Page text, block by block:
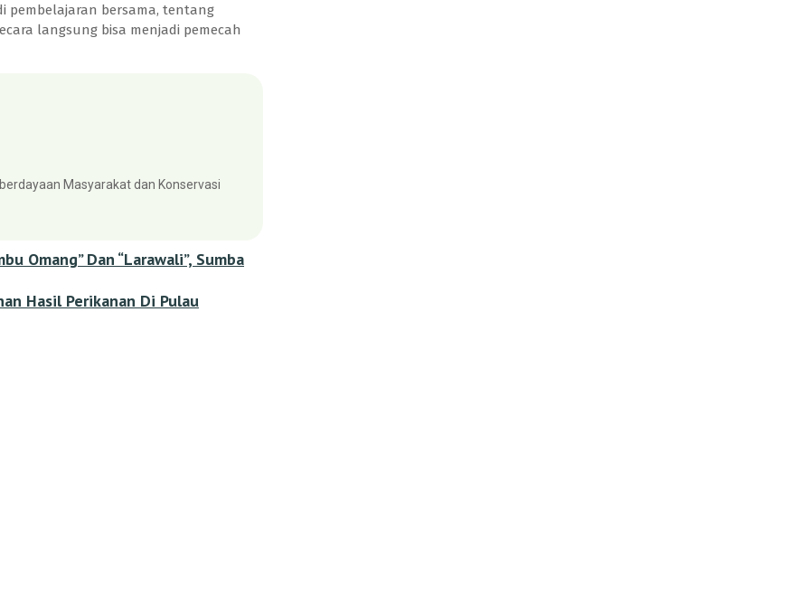
pembelajaran bersama, tentang
langsung bisa menjadi pemecah
Masyarakat dan Konservasi
Omang” Dan “Larawali”, Sumba
Hasil Perikanan Di Pulau